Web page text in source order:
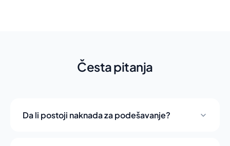
Česta pitanja
Da li postoji naknada za podešavanje?